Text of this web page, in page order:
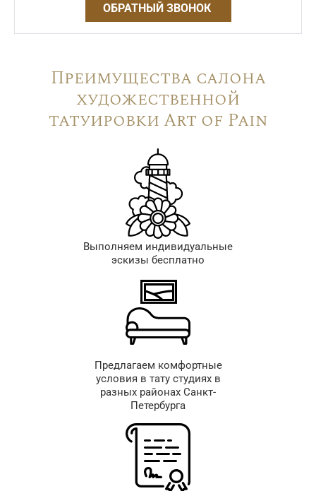
ОБРАТНЫЙ ЗВОНОК
Преимущества салона
художественной
татуировки Art of Pain
Выполняем индивидуальные
эскизы бесплатно
Предлагаем комфортные
условия в тату студиях в
разных районах Санкт-
Петербурга